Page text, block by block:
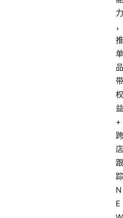
力
，
推
单
品
带
权
益
+
跨
店
跟
踪
N
E